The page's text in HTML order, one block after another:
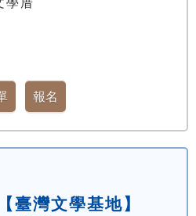
學厝
臺灣文學基地】